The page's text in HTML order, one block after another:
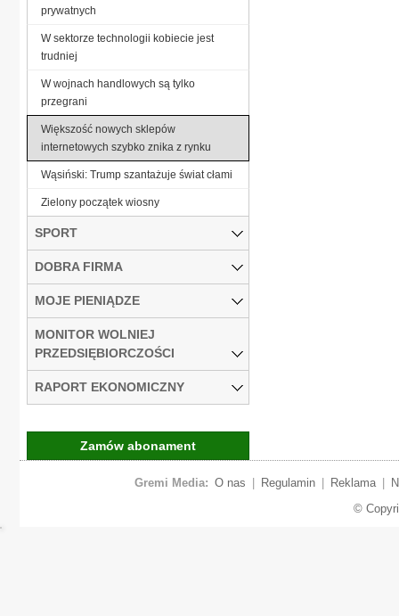
prywatnych
W sektorze technologii kobiecie jest
trudniej
W wojnach handlowych są tylko
przegrani
Większość nowych sklepów
internetowych szybko znika z rynku
Wąsiński: Trump szantażuje świat cłami
Zielony początek wiosny
SPORT
DOBRA FIRMA
MOJE PIENIĄDZE
MONITOR WOLNIEJ
PRZEDSIĘBIORCZOŚCI
RAPORT EKONOMICZNY
Zamów abonament
Gremi Media: O nas Regulamin Reklama
©